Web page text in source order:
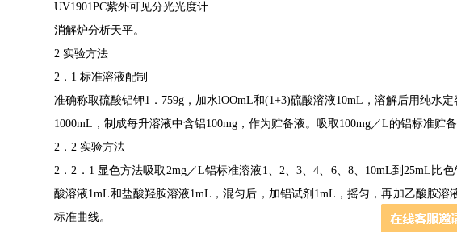
UV1901PC紫外可见分光光度计
消解炉分析天平。
2实验方法
2 ． 1标准溶液配制
准确称取硫酸铝钾1 ． 759g ，加水lOOmL和(1+3)硫酸溶液10mL ，溶解后用纯水定
1000mL ，制成每升溶液中含铝100mg ，作为贮备液。吸取 100mg／L的铝标准贮
2 ．2实验方法
2 ．2 ． 1 显色方法吸取 2mg／L铝标准溶液 1、 2、3、4、 6、 8、 10mL到25mL 比色
酸溶液1mL和盐酸羟胺溶液1mL ，混匀后，加铝试剂 1mL ，摇匀，再加乙酸胺溶
标准曲线。